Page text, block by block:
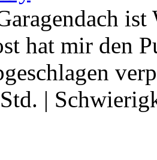
hat mir den
|